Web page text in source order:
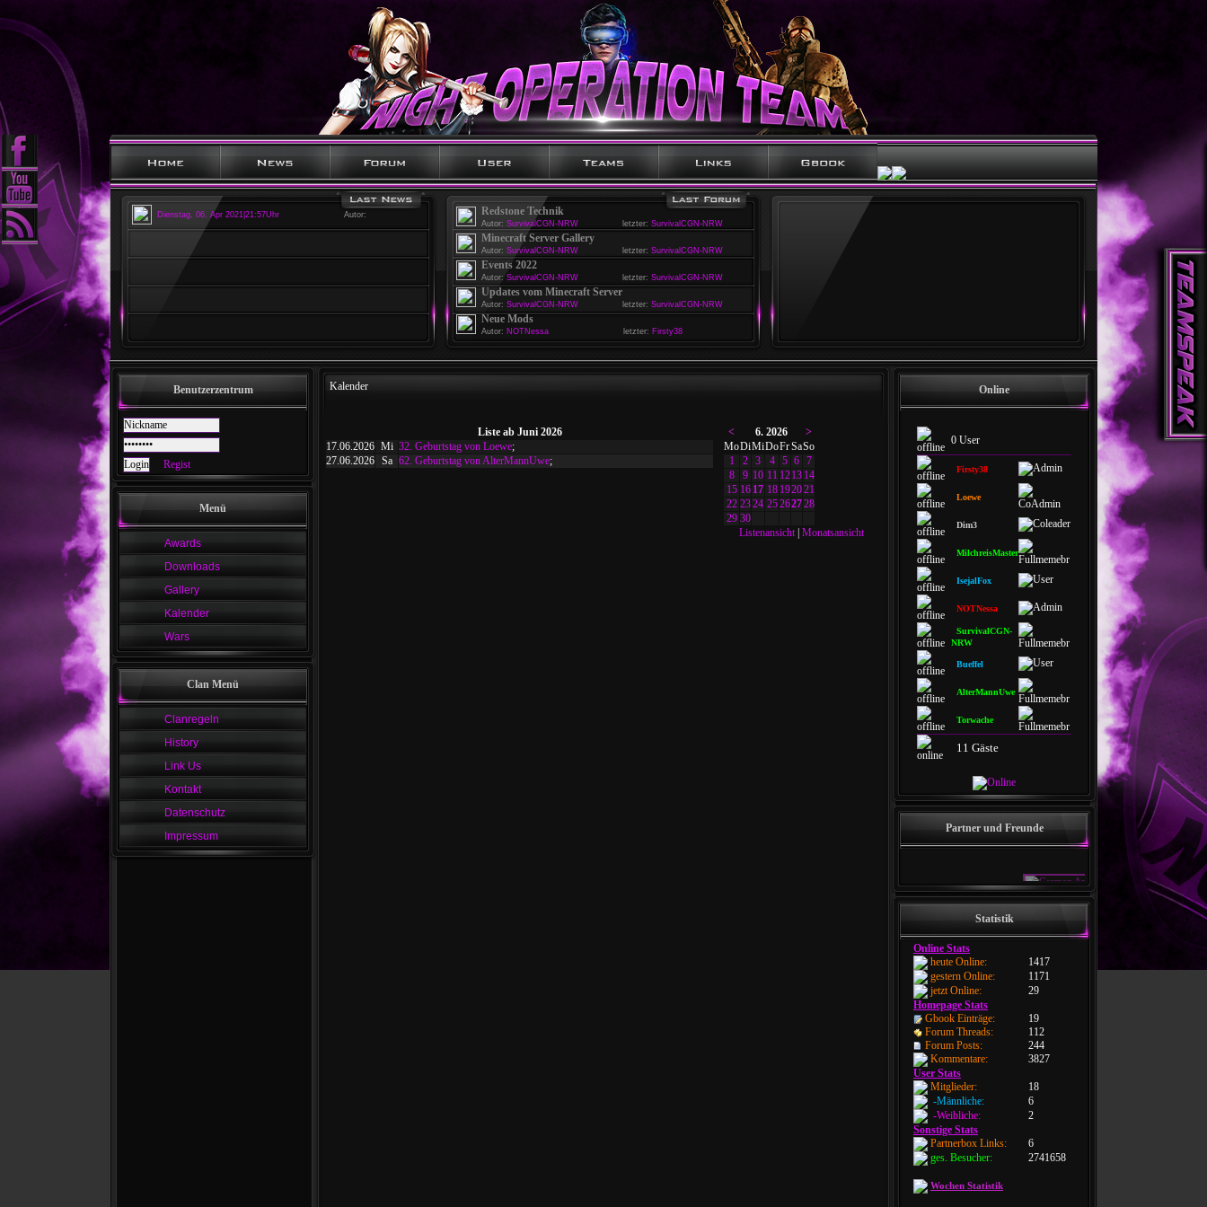
Dienstag, 06. Apr 2021|21:57Uhr Autor: Redstone Technik
Autor: SurvivalCGN-NRW letzter: SurvivalCGN-NRW
Minecraft Server Gallery
Autor: SurvivalCGN-NRW letzter: SurvivalCGN-NRW
Events 2022
Autor: SurvivalCGN-NRW letzter: SurvivalCGN-NRW
Updates vom Minecraft Server
Autor: SurvivalCGN-NRW letzter: SurvivalCGN-NRW
Neue Mods
Autor: NOTNessa letzter: Firsty38
Benutzerzentrum
Regist
Menü
Awards
Downloads
Gallery
Kalender
Wars
Clan Menü
Clanregeln
History
Link Us
Kontakt
Datenschutz
Impressum
Kalender
Liste ab Juni 2026
17.06.2026 Mi 32. Geburtstag von Loewe;
27.06.2026 Sa 62. Geburtstag von AlterMannUwe;
< 6. 2026
>
MoDiMiDoFrSaSo
1
2 3 4 5 6 7
8
9 10 11 1213 14
15 16 17 18 192021
22 2324 25262728
29 30
Listenansicht| Monatsansicht
Online
0 User
Firsty38
Loewe
Dim3
MilchreisMaster
IsejalFox
NOTNessa
SurvivalCGN-
NRW
Bueffel
AlterMannUwe
Torwache
11 Gäste
Partner und Freunde
Statistik
Online Stats
heute Online:
1417
gestern Online:
1171
jetzt Online:
29
Homepage Stats
Gbook Einträge:
19
Forum Threads:
112
Forum Posts:
244
Kommentare:
3827
User Stats
Mitglieder:
18
-Männliche:
6
-Weibliche:
2
Sonstige Stats
Partnerbox Links:
6
ges. Besucher:
2741658
Wochen Statistik